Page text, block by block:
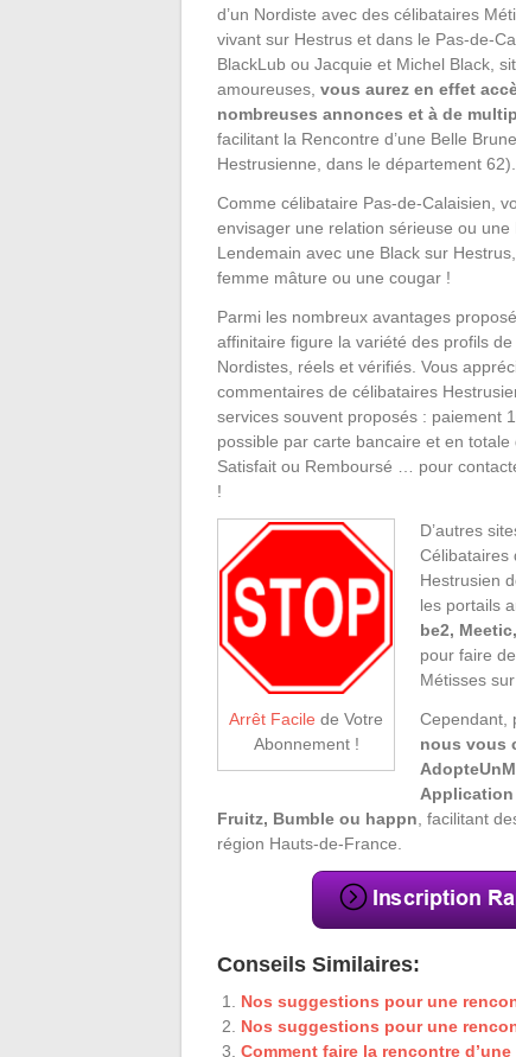
d’un Nordiste avec des célibataires
vivant sur Hestrus et dans le Pas-de-
BlackLub ou Jacquie et Michel Black,
amoureuses, vous aurez en effet
nombreuses annonces et à de
facilitant la Rencontre d’une Belle
Hestrusienne, dans le département 62).
Comme célibataire Pas-de-Calaisien,
envisager une relation sérieuse ou une
Lendemain avec une Black sur
femme mâture ou une cougar !
Parmi les nombreux avantages
affinitaire figure la variété des profils
Nordistes, réels et vérifiés. Vous
commentaires de célibataires
services souvent proposés : paiement
possible par carte bancaire et en totale
Satisfait ou Remboursé … pour
!
Arrêt Facile de Votre
Abonnement !
D’autres
Célibataires
Hestrusien
les portails
be2,
pour faire
Métisses
Cependant,
nous vous
Application
Fruitz, Bumble ou happn , facilitant
région Hauts-de-France.
Conseils Similaires:
Nos suggestions pour une
Nos suggestions pour une
Comment faire la rencontre